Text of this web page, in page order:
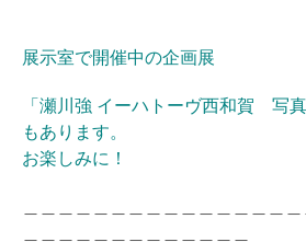
展示室で開催中の企画展
「瀬川強 イーハトーヴ西和賀 写
もあります。
お楽しみに！